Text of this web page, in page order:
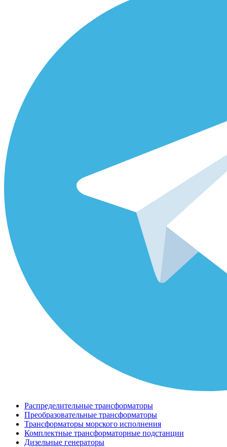
Распределительные трансформаторы
Преобразовательные трансформаторы
Трансформаторы морского исполнения
Комплектные трансформаторные подстанции
Дизельные генераторы